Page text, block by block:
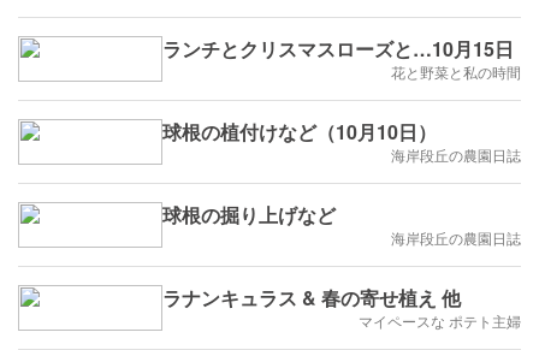
ランチとクリスマスローズと…10月15日
花と野菜と私の時間
球根の植付けなど（10月10日）
海岸段丘の農園日誌
球根の掘り上げなど
海岸段丘の農園日誌
ラナンキュラス & 春の寄せ植え 他
マイペースな ポテト主婦